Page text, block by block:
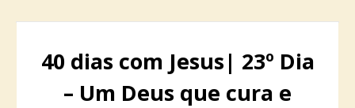
40 dias com Jesus| 23º Dia
– Um Deus que cura e